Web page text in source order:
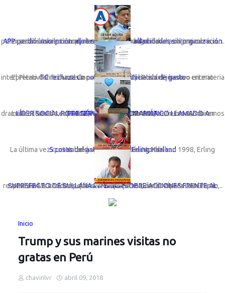
APP perdió inscripción: el riesgo de elegir autoridades sin organización que responda por ellas
Expertos advierten que la desaparición legal de una organización política debilita el control interno y la responsabilidad política sobre su...
TC rechaza un congreso con iniciativa de gasto
El Pleno del Tribunal Constitucional (TC) estableció como criterio interpretativo vinculante la preeminencia del Poder Ejecutivo en materia ...
LÍDER SOCIAL ROSA GÓMEZ LANZA DRAMÁTICO LLAMADO A PRESERVAR LA VIDA MARINA
La líder social sechurana; Rosa Gómez Nunura, viene lanzando un dramático llamado expresando: “Basta de cortinas de humo. No miremos a otro ...
5 cosas del astro noruego Erling Haaland
La última vez que Noruega participó en un Mundial en 1998, Erling Haaland ni siquiera había nacido.
SUPREFECTO DE SULLANA INFORMA SOBRE ACCIONES FRENTE AL "NIÑO"
La máxima autoridad política en la provincia, declaro para LvR Chavín, respecto a las acciones que se vienen promoviendo desde su despac...
Inicio
Trump y sus marines visitas no
gratas en Perú
chavinlvr abril 09, 2018